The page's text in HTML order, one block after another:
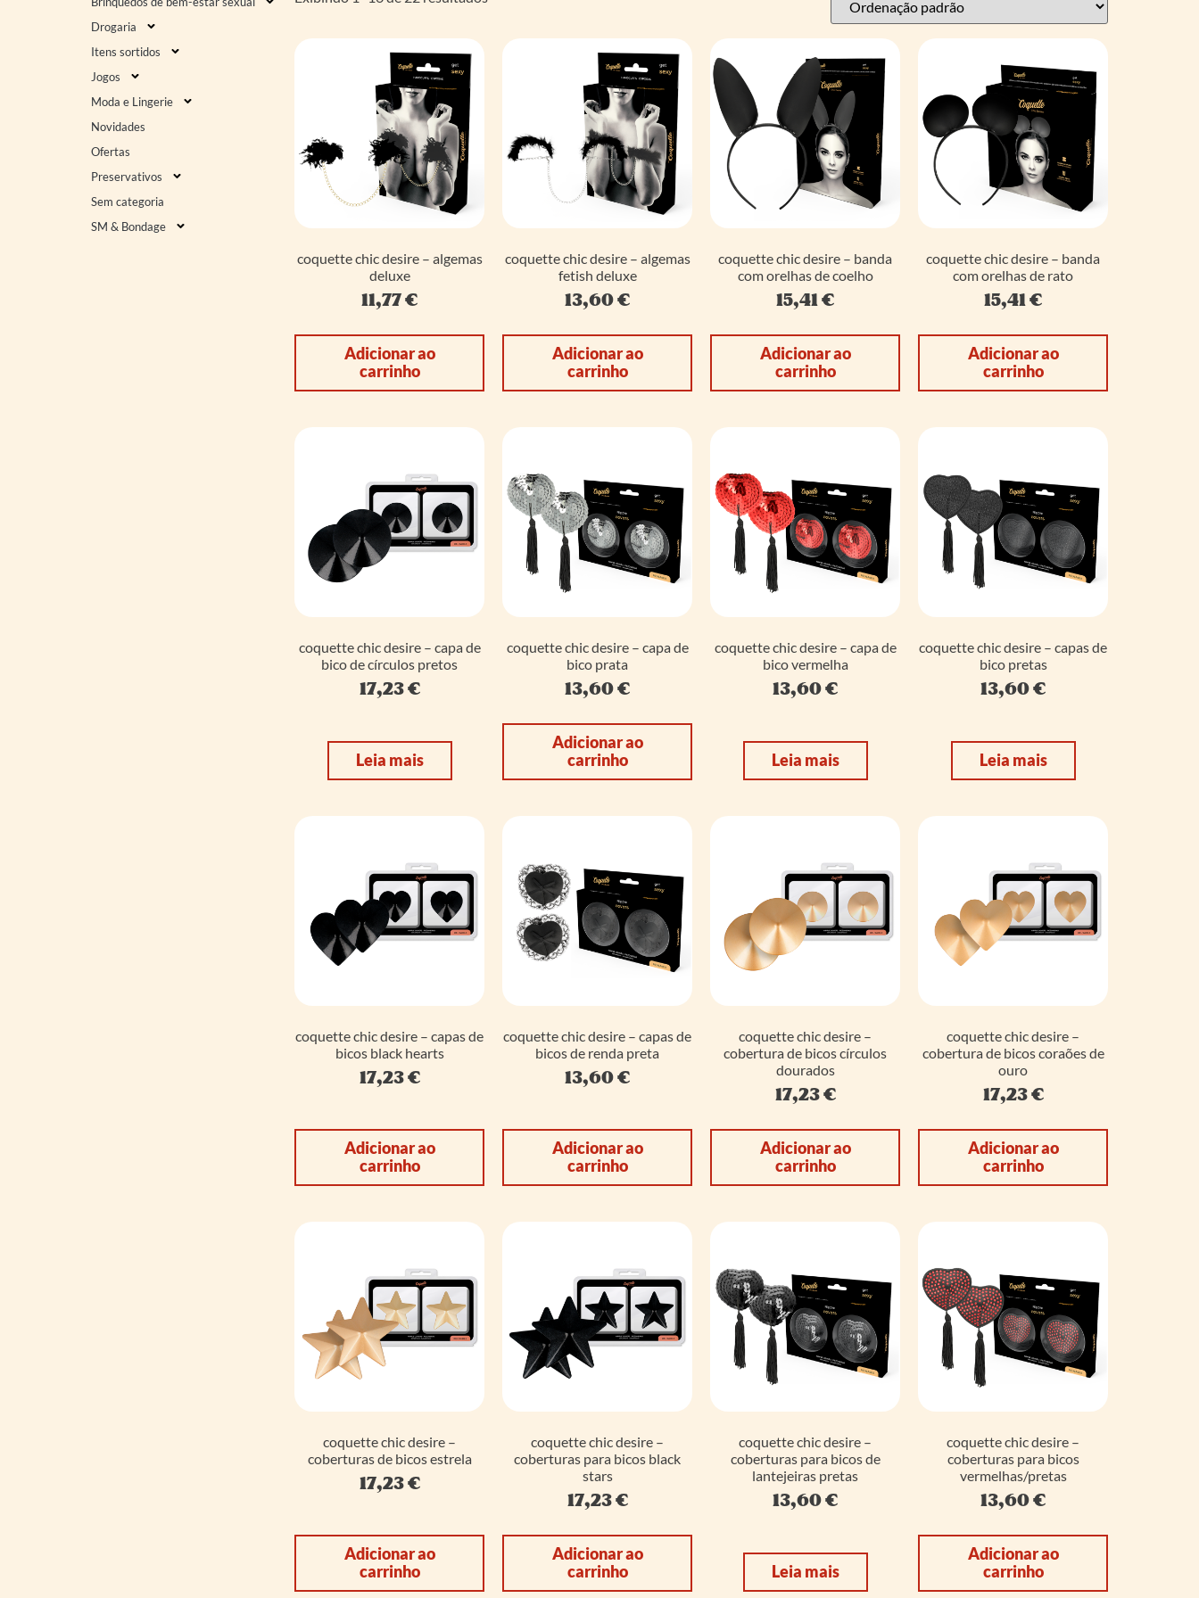
Drogaria
Itens sortidos
Jogos
Moda e Lingerie
Novidades
Ofertas
Preservativos
Sem categoria
SM & Bondage
coquette chic desire – algemas
deluxe
11,77€
Adicionar ao
carrinho
coquette chic desire – algemas
fetish deluxe
13,60€
Adicionar ao
carrinho
coquette chic desire – banda
com orelhas de coelho
15,41€
Adicionar ao
carrinho
coquette chic desire – banda
com orelhas de rato
15,41€
Adicionar ao
carrinho
coquette chic desire – capa de
bico de círculos pretos
17,23€
Leia mais
coquette chic desire – capa de
bico prata
13,60€
Adicionar ao
carrinho
coquette chic desire – capa de
bico vermelha
13,60€
Leia mais
coquette chic desire – capas de
bico pretas
13,60€
Leia mais
coquette chic desire – capas de
bicos black hearts
17,23€
Adicionar ao
carrinho
coquette chic desire – capas de
bicos de renda preta
13,60€
Adicionar ao
carrinho
coquette chic desire –
cobertura de bicos círculos
dourados
17,23€
Adicionar ao
carrinho
coquette chic desire –
cobertura de bicos coraões de
ouro
17,23€
Adicionar ao
carrinho
coquette chic desire –
coberturas de bicos estrela
17,23€
Adicionar ao
carrinho
coquette chic desire –
coberturas para bicos black
stars
17,23€
Adicionar ao
carrinho
coquette chic desire –
coberturas para bicos de
lantejeiras pretas
13,60€
Leia mais
coquette chic desire –
coberturas para bicos
vermelhas/pretas
13,60€
Adicionar ao
carrinho